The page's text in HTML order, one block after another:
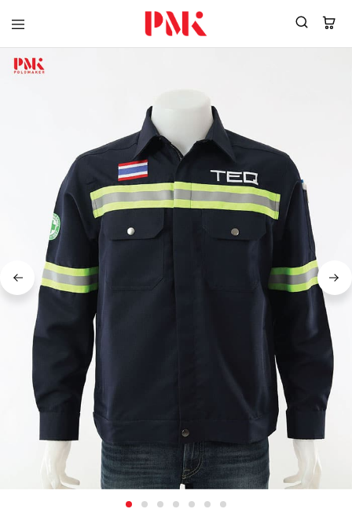
PMK
แบรนด์
เสื้อ
โปโล
ยูนิฟอร์ม
พร้อม
โลโก้
ผู้
มาตรฐาน
ISO9001
และ
อุตสาหกรรม
สี
เขียว
ระดับ
ที่2